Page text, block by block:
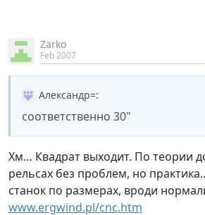
Zarko
Feb 2007
Александр=:
соответственно 30"
Хм… Квадрат выходит. По теории
рельсах без проблем, но
станок по размерах, вроди
www.ergwind.pl/cnc.htm